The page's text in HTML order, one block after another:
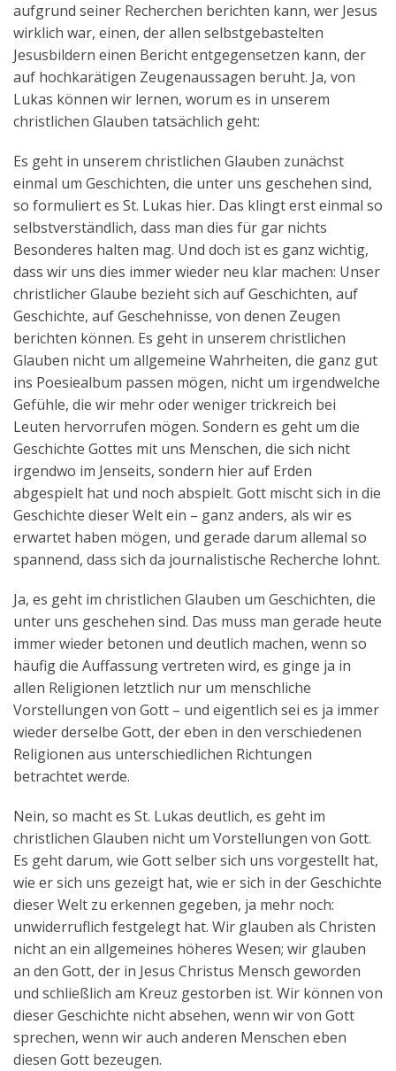
aufgrund seiner Recherchen berichten kann, wer Jesus
wirklich war, einen, der allen selbstgebastelten
Jesusbildern einen Bericht entgegensetzen kann, der
auf hochkarätigen Zeugenaussagen beruht. Ja, von
Lukas können wir lernen, worum es in unserem
christlichen Glauben tatsächlich geht:
Es geht in unserem christlichen Glauben zunächst
einmal um Geschichten, die unter uns geschehen sind,
so formuliert es St. Lukas hier. Das klingt erst einmal so
selbstverständlich, dass man dies für gar nichts
Besonderes halten mag. Und doch ist es ganz wichtig,
dass wir uns dies immer wieder neu klar machen: Unser
christlicher Glaube bezieht sich auf Geschichten, auf
Geschichte, auf Geschehnisse, von denen Zeugen
berichten können. Es geht in unserem christlichen
Glauben nicht um allgemeine Wahrheiten, die ganz gut
ins Poesiealbum passen mögen, nicht um irgendwelche
Gefühle, die wir mehr oder weniger trickreich bei
Leuten hervorrufen mögen. Sondern es geht um die
Geschichte Gottes mit uns Menschen, die sich nicht
irgendwo im Jenseits, sondern hier auf Erden
abgespielt hat und noch abspielt. Gott mischt sich in die
Geschichte dieser Welt ein – ganz anders, als wir es
erwartet haben mögen, und gerade darum allemal so
spannend, dass sich da journalistische Recherche lohnt.
Ja, es geht im christlichen Glauben um Geschichten, die
unter uns geschehen sind. Das muss man gerade heute
immer wieder betonen und deutlich machen, wenn so
häufig die Auffassung vertreten wird, es ginge ja in
allen Religionen letztlich nur um menschliche
Vorstellungen von Gott – und eigentlich sei es ja immer
wieder derselbe Gott, der eben in den verschiedenen
Religionen aus unterschiedlichen Richtungen
betrachtet werde.
Nein, so macht es St. Lukas deutlich, es geht im
christlichen Glauben nicht um Vorstellungen von Gott.
Es geht darum, wie Gott selber sich uns vorgestellt hat,
wie er sich uns gezeigt hat, wie er sich in der Geschichte
dieser Welt zu erkennen gegeben, ja mehr noch:
unwiderruflich festgelegt hat. Wir glauben als Christen
nicht an ein allgemeines höheres Wesen; wir glauben
an den Gott, der in Jesus Christus Mensch geworden
und schließlich am Kreuz gestorben ist. Wir können von
dieser Geschichte nicht absehen, wenn wir von Gott
sprechen, wenn wir auch anderen Menschen eben
diesen Gott bezeugen.